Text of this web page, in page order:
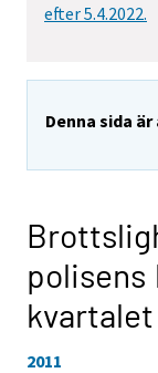
efter 5.4.2022.
Denna sida
polisens
kvartalet
2011